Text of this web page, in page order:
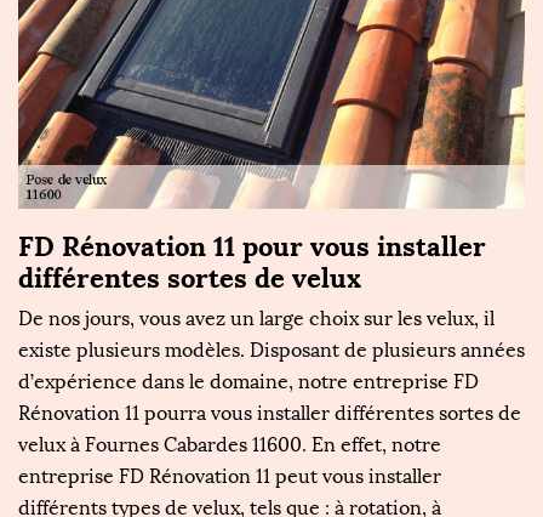
FD Rénovation 11 pour vous installer
différentes sortes de velux
De nos jours, vous avez un large choix sur les velux, il
existe plusieurs modèles. Disposant de plusieurs années
d’expérience dans le domaine, notre entreprise FD
Rénovation 11 pourra vous installer différentes sortes de
velux à Fournes Cabardes 11600. En effet, notre
entreprise FD Rénovation 11 peut vous installer
différents types de velux, tels que : à rotation, à